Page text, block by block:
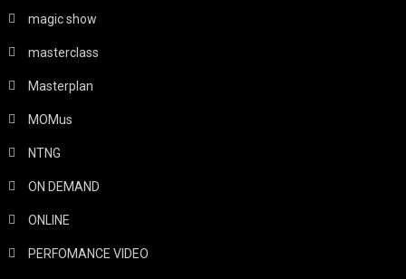
magic show
masterclass
Masterplan
MOMus
NTNG
ON DEMAND
ONLINE
PERFOMANCE VIDEO